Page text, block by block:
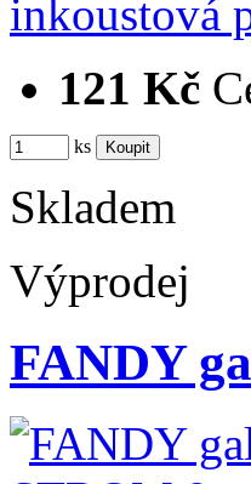
121 Kč
ks
Skladem
Výprodej
FANDY